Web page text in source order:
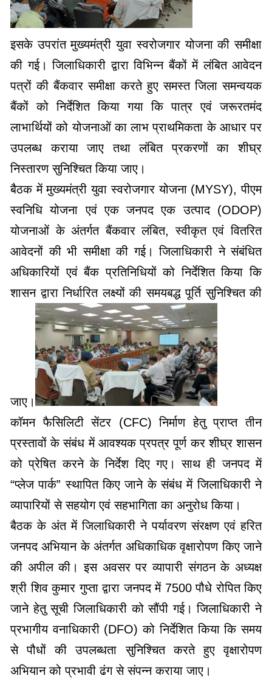
इसके उपरांत मुख्यमंत्री युवा स्वरोजगार योजना की समीक्षा
की गई। जिलाधिकारी द्वारा विभिन्न बैंकों में लंबित आवेदन
पत्रों की बैंकवार समीक्षा करते हुए समस्त जिला समन्वयक
बैंकों को निर्देशित किया गया कि पात्र एवं जरूरतमंद
लाभार्थियों को योजनाओं का लाभ प्राथमिकता के आधार पर
उपलब्ध कराया जाए तथा लंबित प्रकरणों का शीघ्र
निस्तारण सुनिश्चित किया जाए।
बैठक में मुख्यमंत्री युवा स्वरोजगार योजना (MYSY), पीएम
स्वनिधि योजना एवं एक जनपद एक उत्पाद (ODOP)
योजनाओं के अंतर्गत बैंकवार लंबित, स्वीकृत एवं वितरित
आवेदनों की भी समीक्षा की गई। जिलाधिकारी ने संबंधित
अधिकारियों एवं बैंक प्रतिनिधियों को निर्देशित किया कि
शासन द्वारा निर्धारित लक्ष्यों की समयबद्ध पूर्ति सुनिश्चित की
जाए।
कॉमन फैसिलिटी सेंटर (CFC) निर्माण हेतु प्राप्त तीन
प्रस्तावों के संबंध में आवश्यक प्रपत्र पूर्ण कर शीघ्र शासन
को प्रेषित करने के निर्देश दिए गए। साथ ही जनपद में
“प्लेज पार्क” स्थापित किए जाने के संबंध में जिलाधिकारी ने
व्यापारियों से सहयोग एवं सहभागिता का अनुरोध किया।
बैठक के अंत में जिलाधिकारी ने पर्यावरण संरक्षण एवं हरित
जनपद अभियान के अंतर्गत अधिकाधिक वृक्षारोपण किए जाने
की अपील की। इस अवसर पर व्यापारी संगठन के अध्यक्ष
श्री शिव कुमार गुप्ता द्वारा जनपद में 7500 पौधे रोपित किए
जाने हेतु सूची जिलाधिकारी को सौंपी गई। जिलाधिकारी ने
प्रभागीय वनाधिकारी (DFO) को निर्देशित किया कि समय
से पौधों की उपलब्धता सुनिश्चित करते हुए वृक्षारोपण
अभियान को प्रभावी ढंग से संपन्न कराया जाए।